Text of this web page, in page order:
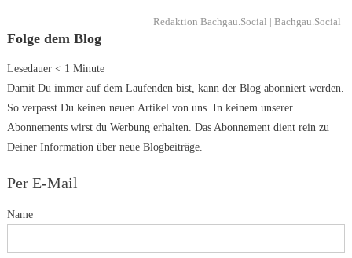
Redaktion Bachgau.Social | Bachgau.Social
Folge dem Blog
Lesedauer < 1 Minute
Damit Du immer auf dem Laufenden bist, kann der Blog abonniert werden.
So verpasst Du keinen neuen Artikel von uns. In keinem unserer
Abonnements wirst du Werbung erhalten. Das Abonnement dient rein zu
Deiner Information über neue Blogbeiträge.
Per E-Mail
Name